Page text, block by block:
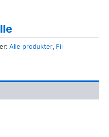
Alle produkter, Fil